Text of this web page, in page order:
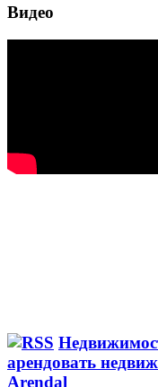
Видео
арендовать
Arendal